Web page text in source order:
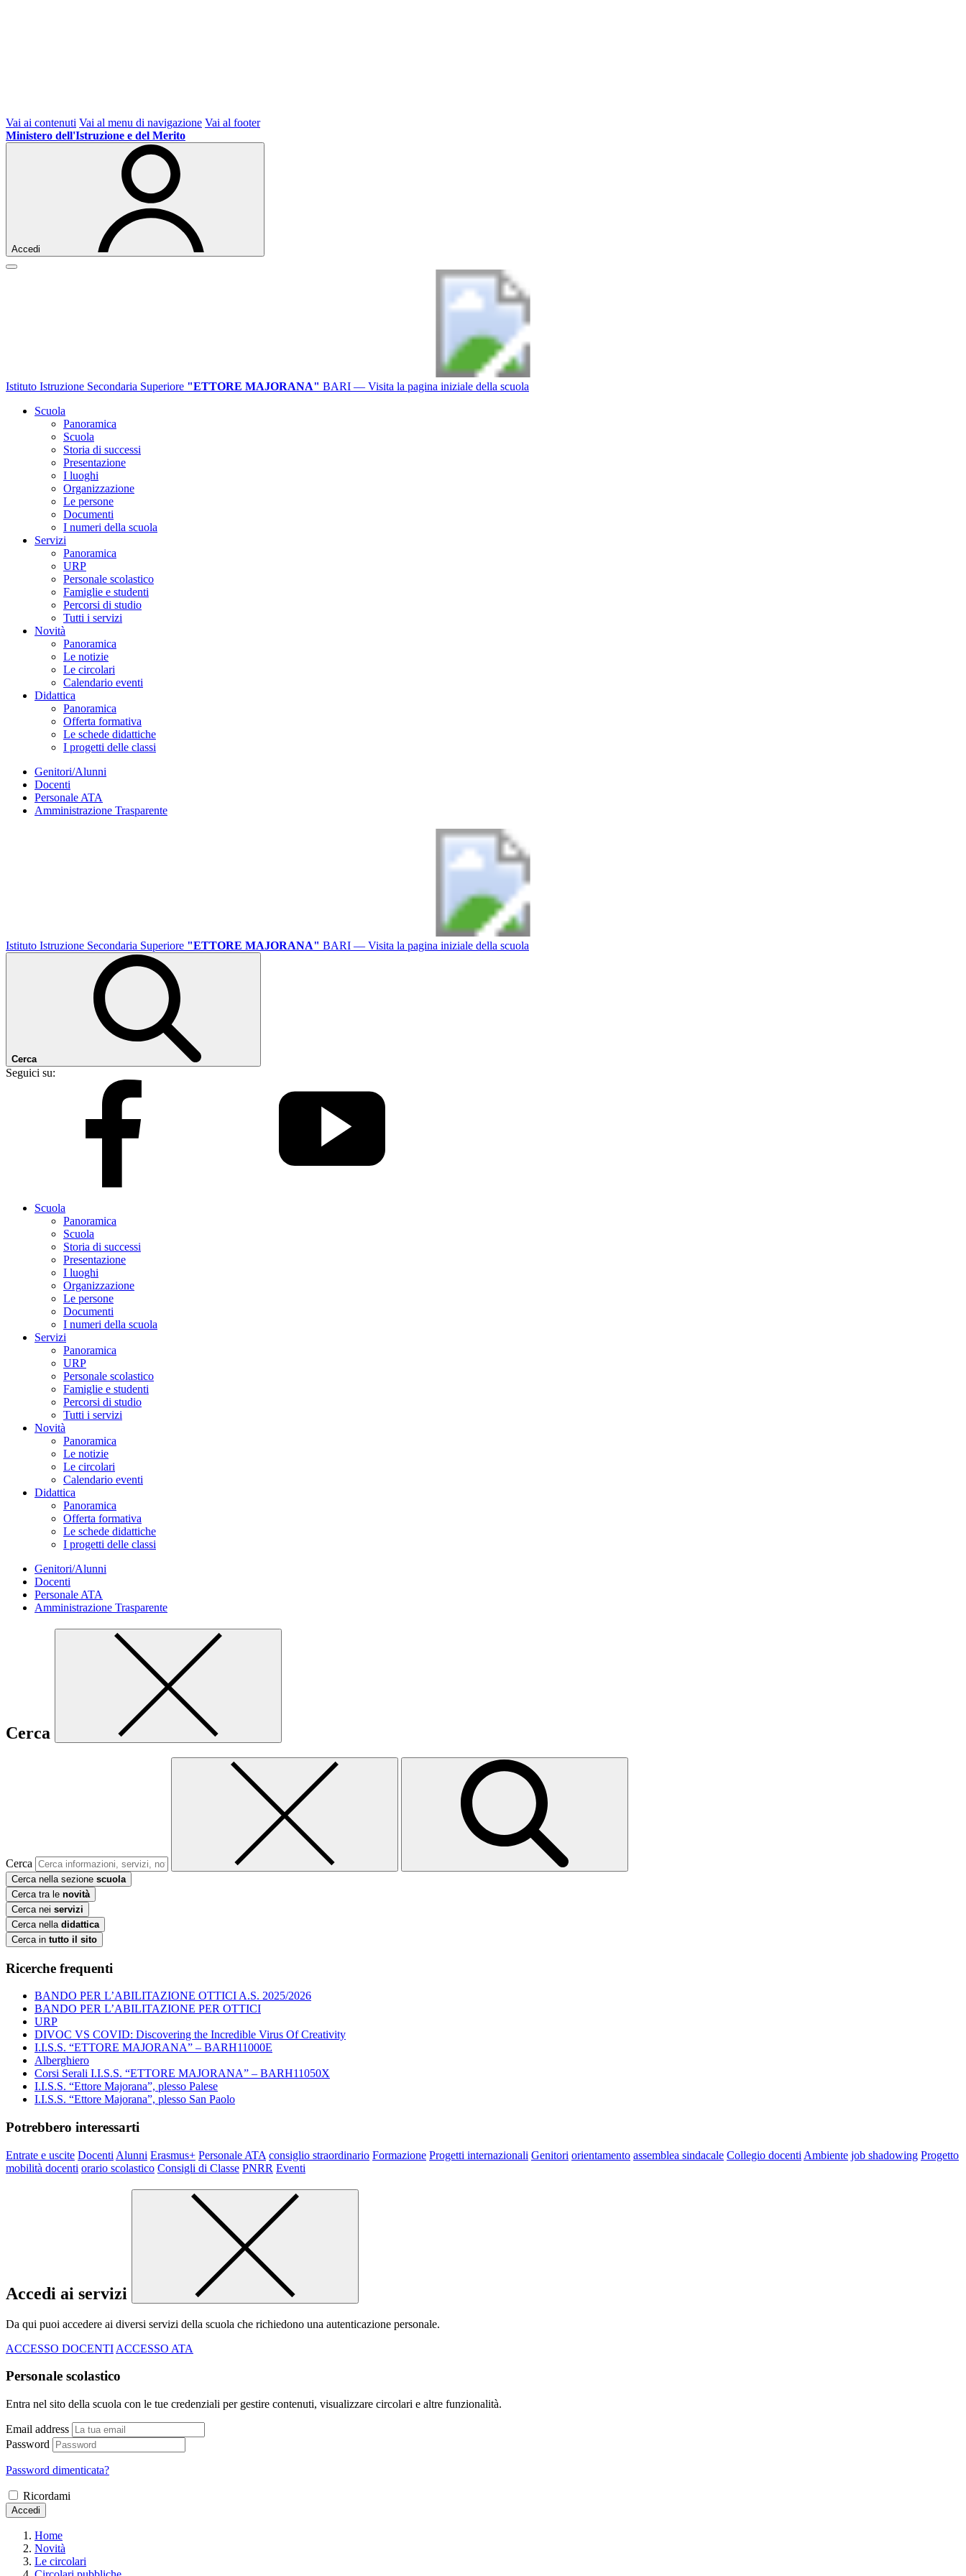
Vai ai contenuti Vai al menu di navigazione Vai al footer
Ministero dell'Istruzione e del Merito
Accedi
Istituto Istruzione Secondaria Superiore "ETTORE MAJORANA" BARI — Visita la pagina iniziale della scuola
Scuola
Panoramica
Scuola
Storia di successi
Presentazione
I luoghi
Organizzazione
Le persone
Documenti
I numeri della scuola
Servizi
Panoramica
URP
Personale scolastico
Famiglie e studenti
Percorsi di studio
Tutti i servizi
Novità
Panoramica
Le notizie
Le circolari
Calendario eventi
Didattica
Panoramica
Offerta formativa
Le schede didattiche
I progetti delle classi
Genitori/Alunni
Docenti
Personale ATA
Amministrazione Trasparente
Istituto Istruzione Secondaria Superiore "ETTORE MAJORANA" BARI — Visita la pagina iniziale della scuola
Cerca
Seguici su:
Scuola
Panoramica
Scuola
Storia di successi
Presentazione
I luoghi
Organizzazione
Le persone
Documenti
I numeri della scuola
Servizi
Panoramica
URP
Personale scolastico
Famiglie e studenti
Percorsi di studio
Tutti i servizi
Novità
Panoramica
Le notizie
Le circolari
Calendario eventi
Didattica
Panoramica
Offerta formativa
Le schede didattiche
I progetti delle classi
Genitori/Alunni
Docenti
Personale ATA
Amministrazione Trasparente
Cerca
Cerca
Cerca nella sezione scuola
Cerca tra le novità
Cerca nei servizi
Cerca nella didattica
Cerca in tutto il sito
Ricerche frequenti
BANDO PER L’ABILITAZIONE OTTICI A.S. 2025/2026
BANDO PER L’ABILITAZIONE PER OTTICI
URP
DIVOC VS COVID: Discovering the Incredible Virus Of Creativity
I.I.S.S. “ETTORE MAJORANA” – BARH11000E
Alberghiero
Corsi Serali I.I.S.S. “ETTORE MAJORANA” – BARH11050X
I.I.S.S. “Ettore Majorana”, plesso Palese
I.I.S.S. “Ettore Majorana”, plesso San Paolo
Potrebbero interessarti
Entrate e uscite Docenti Alunni Erasmus+ Personale ATA consiglio straordinario Formazione Progetti internazionali Genitori orientamento assemblea sindacale Collegio docenti Ambiente job shadowing Progetto
mobilità docenti orario scolastico Consigli di Classe PNRR Eventi
Accedi ai servizi
Da qui puoi accedere ai diversi servizi della scuola che richiedono una autenticazione personale.
ACCESSO DOCENTI ACCESSO ATA
Personale scolastico
Entra nel sito della scuola con le tue credenziali per gestire contenuti, visualizzare circolari e altre funzionalità.
Email address
Password
Password dimenticata?
Ricordami
Accedi
Home
Novità
Le circolari